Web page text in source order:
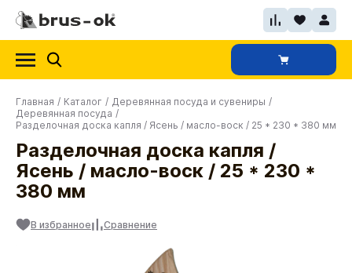
Главная / Каталог / Деревянная посуда и сувениры /
Деревянная посуда /
Разделочная доска капля / Ясень / масло-воск / 25 * 230 * 380 мм
Разделочная доска капля /
Ясень / масло-воск / 25 * 230 *
380 мм
В избранное Сравнение